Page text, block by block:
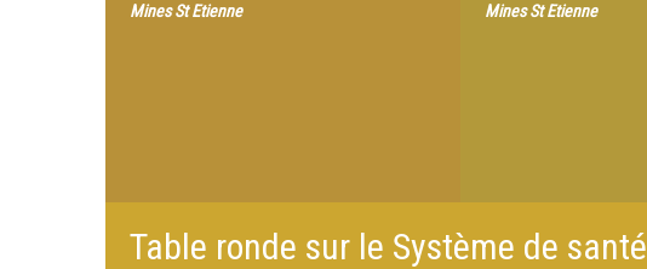
Mines St Etienne Mines St Etienne
Table ronde sur le Système de santé